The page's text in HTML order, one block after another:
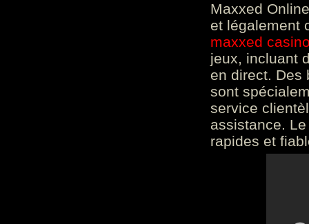
Maxxed
et légalement
maxxed
jeux, incluant
en direct. Des
sont
service
assistance.
rapides et